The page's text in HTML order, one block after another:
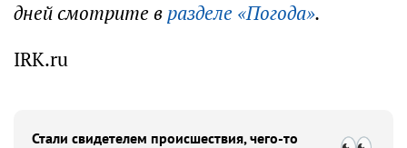
дней смотрите в разделе «Погода».
IRK.ru
Стали свидетелем происшествия, чего-то